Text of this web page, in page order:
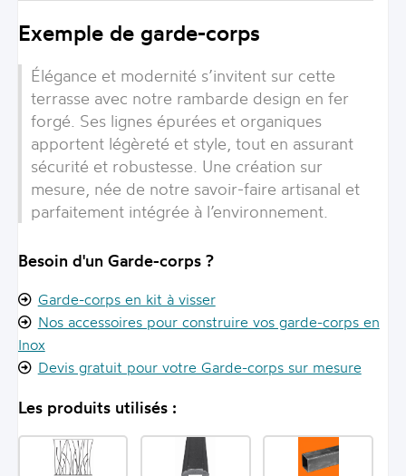
Exemple de garde-corps
Élégance et modernité s’invitent sur cette
terrasse avec notre rambarde design en fer
forgé. Ses lignes épurées et organiques
apportent légèreté et style, tout en assurant
sécurité et robustesse. Une création sur
mesure, née de notre savoir-faire artisanal et
parfaitement intégrée à l’environnement.
Besoin d'un Garde-corps ?
Garde-corps en kit à visser
Nos accessoires pour construire vos garde-corps en
Inox
Devis gratuit pour votre Garde-corps sur mesure
Les produits utilisés :